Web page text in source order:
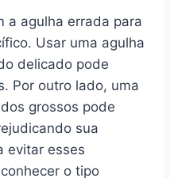
a agulha errada para
Usar uma agulha
delicado pode
Por outro lado, uma
grossos pode
sua
evitar esses
o tipo